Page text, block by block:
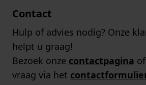
Contact
Hulp of advies nodig? Onze
helpt u graag!
Bezoek onze contactpagina
vraag via het